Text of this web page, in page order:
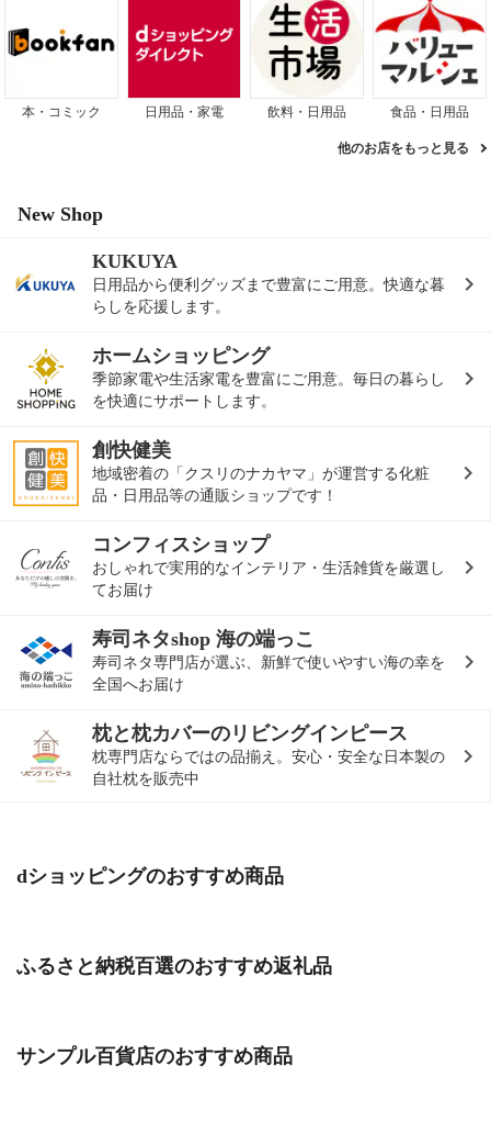
本・コミック 日用品・家電 飲料・日用品 食品・日用品
他のお店をもっと見る
New Shop
KUKUYA
日用品から便利グッズまで豊富にご用意。快適な暮
らしを応援します。
ホームショッピング
季節家電や生活家電を豊富にご用意。毎日の暮らし
を快適にサポートします。
創快健美
地域密着の「クスリのナカヤマ」が運営する化粧
品・日用品等の通販ショップです！
コンフィスショップ
おしゃれで実用的なインテリア・生活雑貨を厳選し
てお届け
寿司ネタshop 海の端っこ
寿司ネタ専門店が選ぶ、新鮮で使いやすい海の幸を
全国へお届け
枕と枕カバーのリビングインピース
枕専門店ならではの品揃え。安心・安全な日本製の
自社枕を販売中
dショッピングのおすすめ商品
ふるさと納税百選のおすすめ返礼品
サンプル百貨店のおすすめ商品